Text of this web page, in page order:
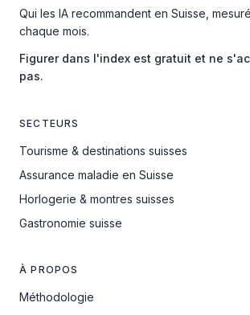
Qui les IA recommandent en Suisse, mesuré
chaque mois.
Figurer dans l'index est gratuit et ne
pas.
SECTEURS
Tourisme & destinations suisses
Assurance maladie en Suisse
Horlogerie & montres suisses
Gastronomie suisse
À PROPOS
Méthodologie